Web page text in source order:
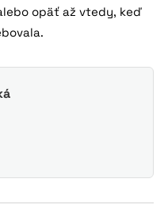
opäť až vtedy, keď